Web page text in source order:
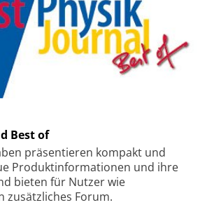
Best of
präsentieren kompakt und
Produkt­informationen und ihre
bieten für Nutzer wie
zusätzliches Forum.